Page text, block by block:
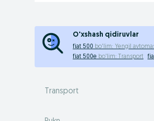
O'xshash qidiruvlar
fiat 500 bo'lim: Yengil
fiat 500e bo'lim: Transport
Transport